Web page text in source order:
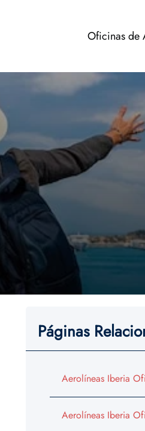
Oficinas de
Páginas
Aerolíneas Iberia
Aerolíneas Iberia